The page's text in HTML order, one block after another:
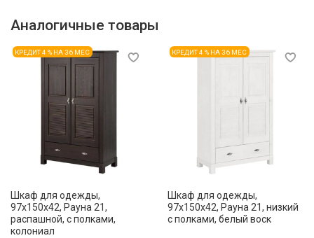
Аналогичные товары
КРЕДИТ 4 % НА 36 МЕС
Шкаф для одежды,
97x150x42, Рауна 21,
распашной, с полками,
колониал
КРЕДИТ 4 % НА 36 МЕС
Шкаф для одежды,
97x150x42, Рауна 21, низкий
с полками, белый воск